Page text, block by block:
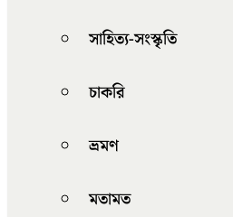
সাহিত্য-সংস্কৃতি
চাকরি
ভ্রমণ
মতামত